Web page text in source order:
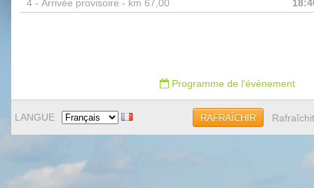
4 - Arrivée provisoire - km 67,00
Programme de l'évènement
LANGUE RAFRAÎCHIR